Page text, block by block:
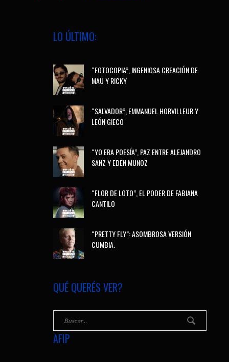
LO ÚLTIMO:
“FOTOCOPIA”, INGENIOSA CREACIÓN DE
MAU Y RICKY
“SALVADOR”, EMMANUEL HORVILLEUR Y
LEÓN GIECO
“YO ERA POESÍA”, PAZ ENTRE ALEJANDRO
SANZ Y EDEN MUÑOZ
“FLOR DE LOTO”, EL PODER DE FABIANA
CANTILO
“PRETTY FLY”: ASOMBROSA VERSIÓN
CUMBIA.
QUÉ QUERÉS VER?
AFIP